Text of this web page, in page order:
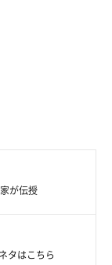
持ちをホンヤク
るため、擬人化
語を使ってものを
ます。
が伝授
タはこちら